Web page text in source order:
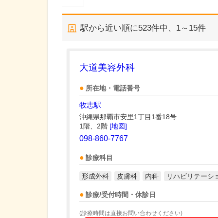
駅から近い順に523件中、 1～15件
大道美容外科
所在地・電話番号
牧志駅
沖縄県那覇市安里1丁目1番18号
1階、2階 [地図]
098-860-7767
診療科目
形成外科 皮膚科 内科 リハビリテーシ
診療/受付時間・休診日
(診療時間は直接お問い合わせください)